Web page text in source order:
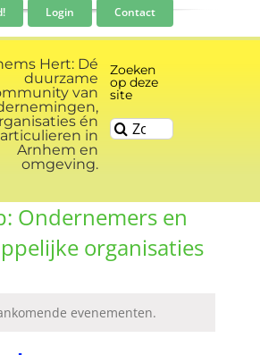
Login Contact
Hert: Dé
duurzame
van
én
in
Arnhem en
omgeving.
Zoeken
op deze
site
Zoeken
naar:
Ondernemers en
organisaties
evenementen.